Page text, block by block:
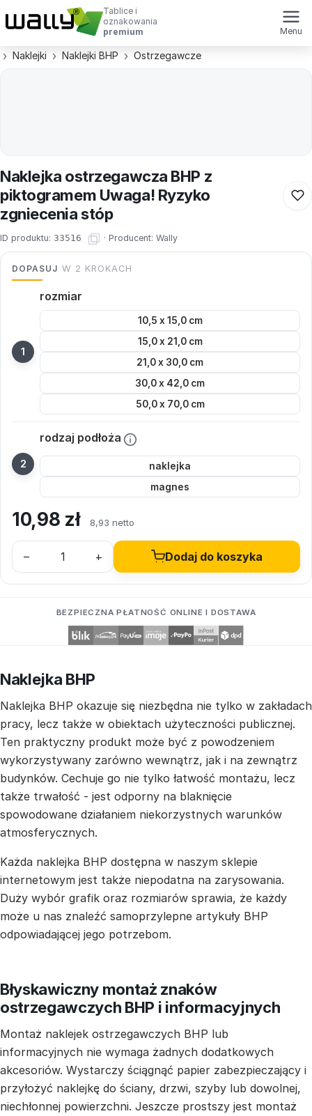
Tablice i
oznakowania
premium
Menu
Naklejki Naklejki BHP Ostrzegawcze
Naklejka ostrzegawcza BHP z
piktogramem Uwaga! Ryzyko
zgniecenia stóp
ID produktu: 33516 · Producent: Wally
DOPASUJ W 2 KROKACH
rozmiar
10,5 x 15,0 cm
15,0 x 21,0 cm
21,0 x 30,0 cm
30,0 x 42,0 cm
50,0 x 70,0 cm
rodzaj podłoża
naklejka
magnes
10,98 zł 8,93 netto
– + Dodaj do koszyka
BEZPIECZNA PŁATNOŚĆ ONLINE I DOSTAWA
Naklejka BHP
Naklejka BHP okazuje się niezbędna nie tylko w zakładach
pracy, lecz także w obiektach użyteczności publicznej.
Ten praktyczny produkt może być z powodzeniem
wykorzystywany zarówno wewnątrz, jak i na zewnątrz
budynków. Cechuje go nie tylko łatwość montażu, lecz
także trwałość - jest odporny na blaknięcie
spowodowane działaniem niekorzystnych warunków
atmosferycznych.
Każda naklejka BHP dostępna w naszym sklepie
internetowym jest także niepodatna na zarysowania.
Duży wybór grafik oraz rozmiarów sprawia, że każdy
może u nas znaleźć samoprzylepne artykuły BHP
odpowiadającej jego potrzebom.
Błyskawiczny montaż znaków
ostrzegawczych BHP i informacyjnych
Montaż naklejek ostrzegawczych BHP lub
informacyjnych nie wymaga żadnych dodatkowych
akcesoriów. Wystarczy ściągnąć papier zabezpieczający i
przyłożyć naklejkę do ściany, drzwi, szyby lub dowolnej,
niechłonnej powierzchni. Jeszcze prostszy jest montaż